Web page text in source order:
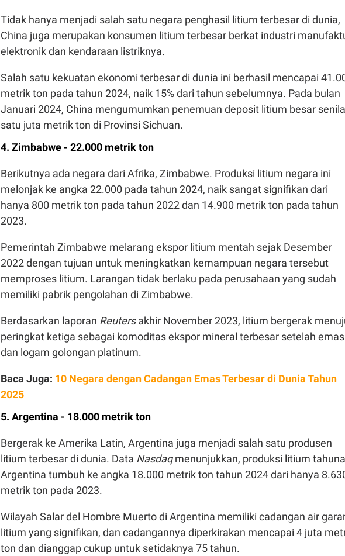
Tidak hanya menjadi salah satu negara penghasil litium terbesar di dunia,
China juga merupakan konsumen litium terbesar berkat industri
elektronik dan kendaraan listriknya.
Salah satu kekuatan ekonomi terbesar di dunia ini berhasil mencapai
metrik ton pada tahun 2024, naik 15% dari tahun sebelumnya. Pada bulan
Januari 2024, China mengumumkan penemuan deposit litium besar
satu juta metrik ton di Provinsi Sichuan.
4. Zimbabwe - 22.000 metrik ton
Berikutnya ada negara dari Afrika, Zimbabwe. Produksi litium negara ini
melonjak ke angka 22.000 pada tahun 2024, naik sangat signifikan dari
hanya 800 metrik ton pada tahun 2022 dan 14.900 metrik ton pada tahun
2023.
Pemerintah Zimbabwe melarang ekspor litium mentah sejak Desember
2022 dengan tujuan untuk meningkatkan kemampuan negara tersebut
memproses litium. Larangan tidak berlaku pada perusahaan yang sudah
memiliki pabrik pengolahan di Zimbabwe.
Berdasarkan laporan Reutersakhir November 2023, litium bergerak
peringkat ketiga sebagai komoditas ekspor mineral terbesar setelah emas
dan logam golongan platinum.
Baca Juga: 10 Negara dengan Cadangan Emas Terbesar di Dunia Tahun
2025
5. Argentina - 18.000 metrik ton
Bergerak ke Amerika Latin, Argentina juga menjadi salah satu produsen
litium terbesar di dunia. Data Nasdaqmenunjukkan, produksi litium
Argentina tumbuh ke angka 18.000 metrik ton tahun 2024 dari hanya
metrik ton pada 2023.
Wilayah Salar del Hombre Muerto di Argentina memiliki cadangan air
litium yang signifikan, dan cadangannya diperkirakan mencapai 4 juta
ton dan dianggap cukup untuk setidaknya 75 tahun.